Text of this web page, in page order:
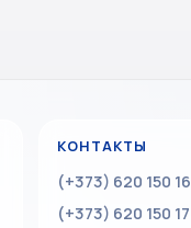
КОНТАКТЫ
(+373) 620 150 16
(+373) 620 150 17